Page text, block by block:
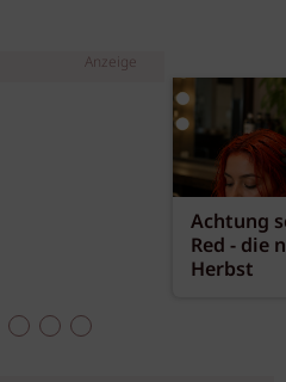
Anzeige
Achtung
Red - die
Herbst